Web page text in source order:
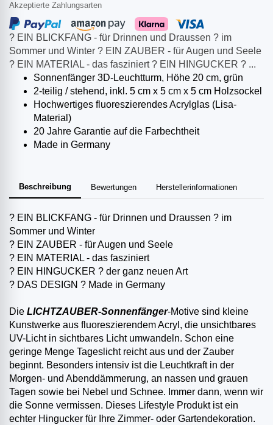
? EIN BLICKFANG - für Drinnen und Draussen ? im
Sommer und Winter ? EIN ZAUBER - für Augen und Seele
? EIN MATERIAL - das fasziniert ? EIN HINGUCKER ? ...
Sonnenfänger 3D-Leuchtturm, Höhe 20 cm, grün
2-teilig / stehend, inkl. 5 cm x 5 cm x 5 cm Holzsockel
Hochwertiges fluoreszierendes Acrylglas (Lisa-
Material)
20 Jahre Garantie auf die Farbechtheit
Made in Germany
Beschreibung Bewertungen Herstellerinformationen
? EIN BLICKFANG - für Drinnen und Draussen ? im
Sommer und Winter
? EIN ZAUBER - für Augen und Seele
? EIN MATERIAL - das fasziniert
? EIN HINGUCKER ? der ganz neuen Art
? DAS DESIGN ? Made in Germany
Die LICHTZAUBER-Sonnenfänger-Motive sind kleine
Kunstwerke aus fluoreszierendem Acryl, die unsichtbares
UV-Licht in sichtbares Licht umwandeln. Schon eine
geringe Menge Tageslicht reicht aus und der Zauber
beginnt. Besonders intensiv ist die Leuchtkraft in der
Morgen- und Abenddämmerung, an nassen und grauen
Tagen sowie bei Nebel und Schnee. Immer dann, wenn wir
die Sonne vermissen. Dieses Lifestyle Produkt ist ein
echter Hingucker für Ihre Zimmer- oder Gartendekoration.
Akzeptierte Zahlungsarten